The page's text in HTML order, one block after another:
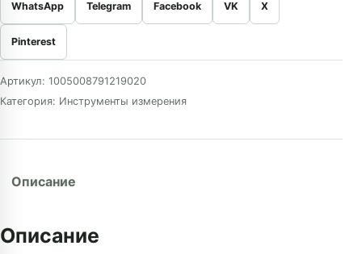
WhatsApp Telegram Facebook VK X
Pinterest
Артикул: 1005008791219020
Категория: Инструменты измерения
Описание
Описание